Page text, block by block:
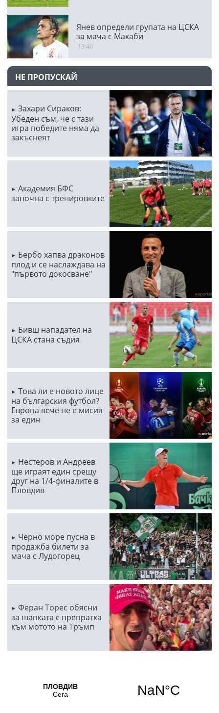
Янев определи групата на ЦСКА
за мача с Макаби
13:46
НЕ ПРОПУСКАЙ
Захари Сираков:
Убеден съм, че с тази
игра победите няма да
закъснеят
Академия БФС
започна с тренировките
Бербо хапва драконов
плод и се наслаждава на
"първото докосване"
Бивш нападател на
ЦСКА стана съдия
Това ли е новото лице
на българския футбол?
Европа вече не е мисия
за един
Нестеров и Андреев
ще играят един срещу
друг на 1/4-финалите в
Пловдив
Черно море пусна в
продажба билети за
мача с Лудогорец
Феран Торес обясни
за шапката с препратка
към мотото на Тръмп